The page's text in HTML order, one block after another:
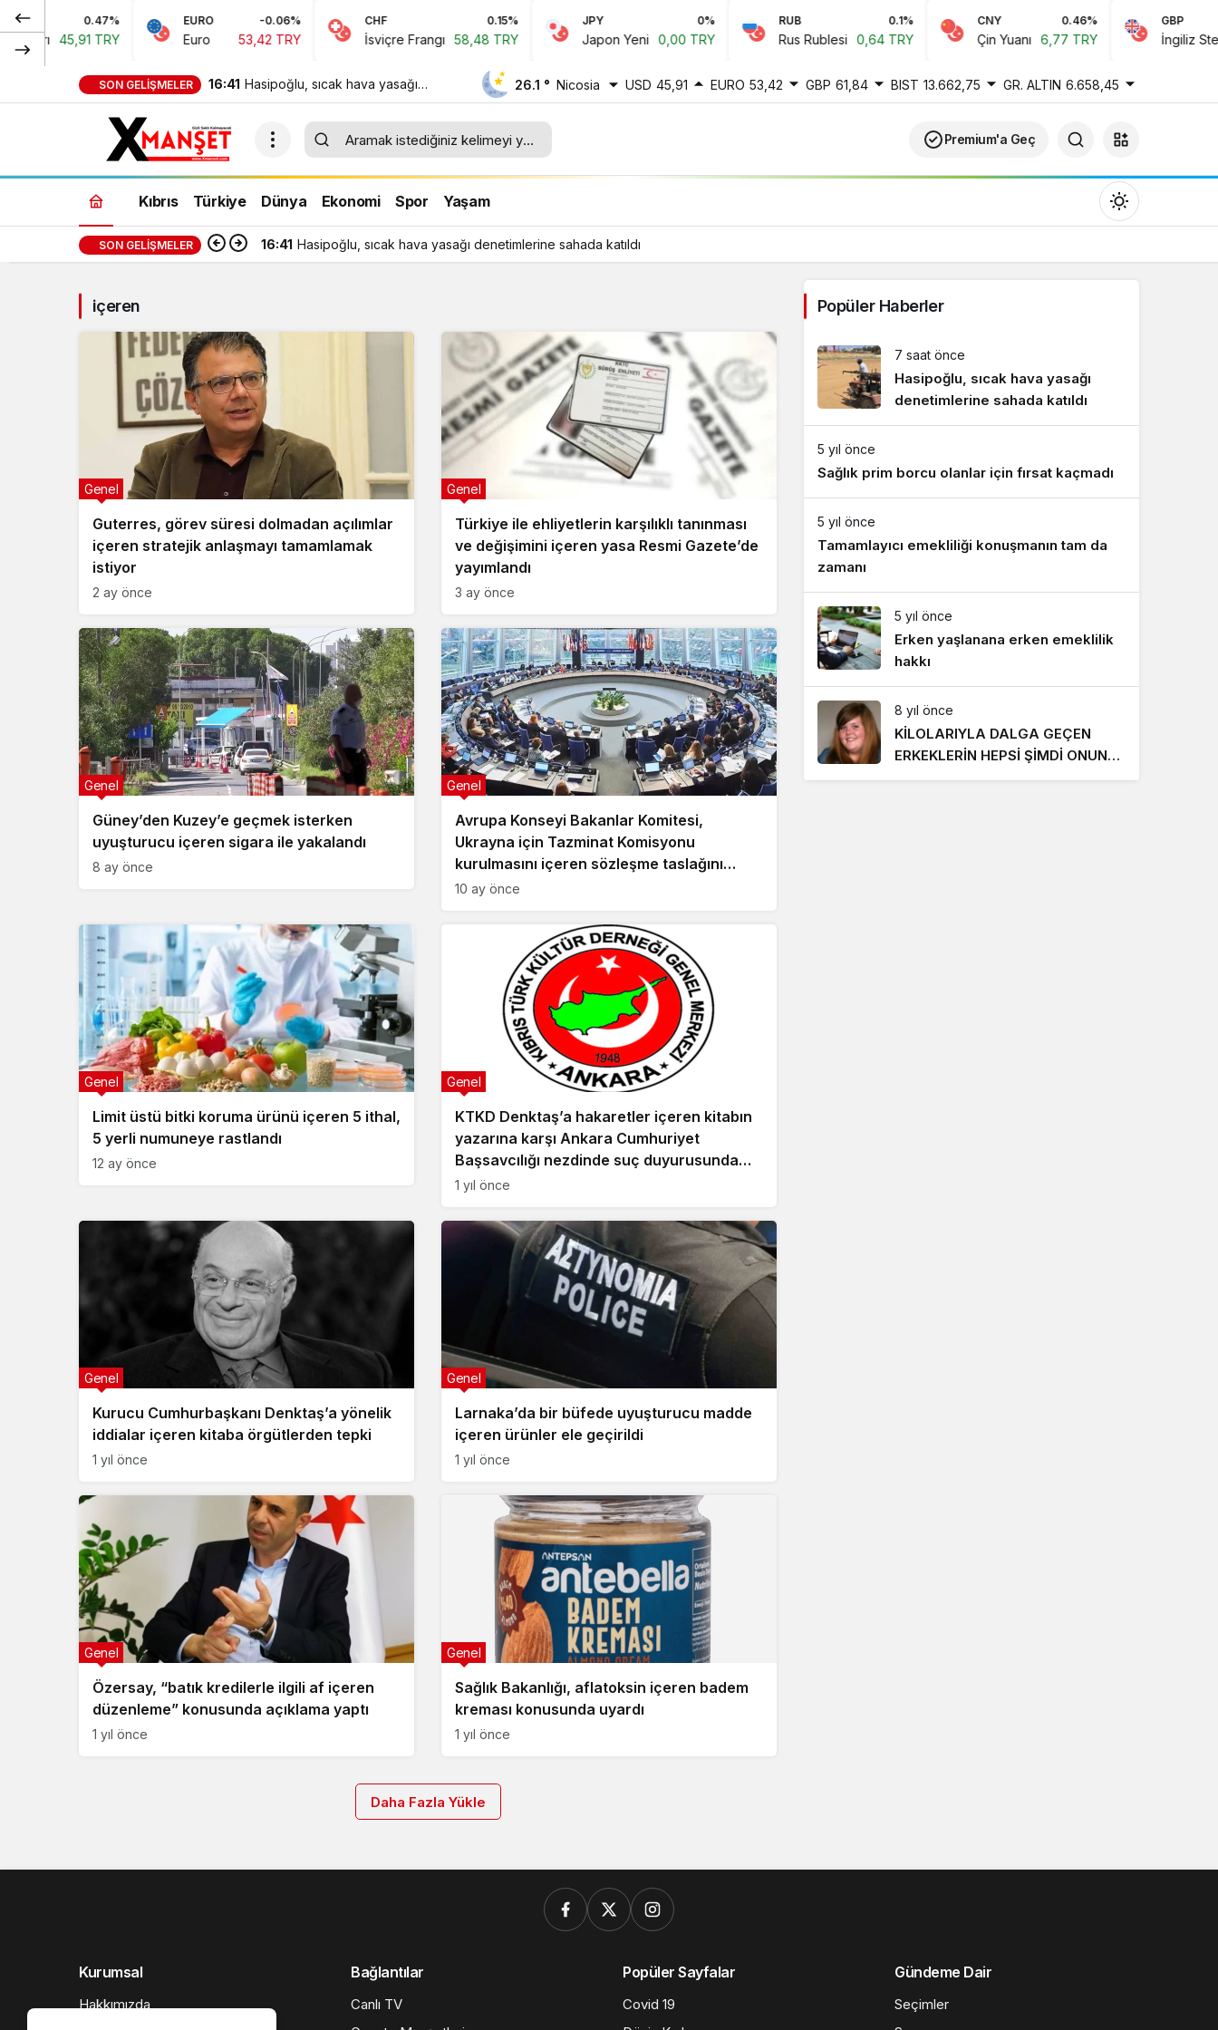
45,91 TRY
EURO -0.06%
Euro 53,42 TRY
CHF
İsviçre Frangı 58,48 TRY
JPY
Japon Yeni 0,00 TRY
RUB
Rus Rublesi 0,64 TRY
CNY
Çin Yuanı 6,77 TRY
GBP
İngiliz Sterlini
SON GELIŞMELER 16:41 Hasipoğlu, sıcak hava yasağı
denetimlerine sahada katıldı
26.1 ° Nicosia USD 45,91 EURO 53,42 GBP 61,84 BIST 13.662,75 GR. ALTIN 6.658,45
Premium'a Geç
Kıbrıs Türkiye Dünya Ekonomi Spor Yaşam
Gündüz modunu seçin.
SON GELIŞMELER 16:41 Hasipoğlu, sıcak hava yasağı denetimlerine sahada katıldı
içeren
Guterres, görev süresi dolmadan açılımlar
içeren stratejik anlaşmayı tamamlamak
istiyor
Genel
2 ay önce
Türkiye ile ehliyetlerin karşılıklı tanınması
ve değişimini içeren yasa Resmi Gazete’de
yayımlandı
Genel
3 ay önce
Güney’den Kuzey’e geçmek isterken
uyuşturucu içeren sigara ile yakalandı
Genel
8 ay önce
Avrupa Konseyi Bakanlar Komitesi,
Ukrayna için Tazminat Komisyonu
kurulmasını içeren sözleşme taslağını
onayladı
Genel
10 ay önce
Limit üstü bitki koruma ürünü içeren 5 ithal,
5 yerli numuneye rastlandı
Genel
12 ay önce
KTKD Denktaş’a hakaretler içeren kitabın
yazarına karşı Ankara Cumhuriyet
Başsavcılığı nezdinde suç duyurusunda
bulundu
Genel
1 yıl önce
Kurucu Cumhurbaşkanı Denktaş’a yönelik
iddialar içeren kitaba örgütlerden tepki
Genel
1 yıl önce
Larnaka’da bir büfede uyuşturucu madde
içeren ürünler ele geçirildi
Genel
1 yıl önce
Özersay, “batık kredilerle ilgili af içeren
düzenleme” konusunda açıklama yaptı
Genel
1 yıl önce
Sağlık Bakanlığı, aflatoksin içeren badem
kreması konusunda uyardı
Genel
1 yıl önce
Daha Fazla Yükle
Popüler Haberler
7 saat önce
Hasipoğlu, sıcak hava yasağı
denetimlerine sahada katıldı
5 yıl önce
Sağlık prim borcu olanlar için fırsat kaçmadı
5 yıl önce
Tamamlayıcı emekliliği konuşmanın tam da
zamanı
5 yıl önce
Erken yaşlanana erken emeklilik
hakkı
8 yıl önce
KİLOLARIYLA DALGA GEÇEN
ERKEKLERİN HEPSİ ŞİMDİ ONUN
PEŞİNDE! SON HALİ İNANILMAZ
Kurumsal
Hakkımızda
Bağlantılar
Canlı TV
Popüler Sayfalar
Covid 19
Gündeme Dair
Seçimler